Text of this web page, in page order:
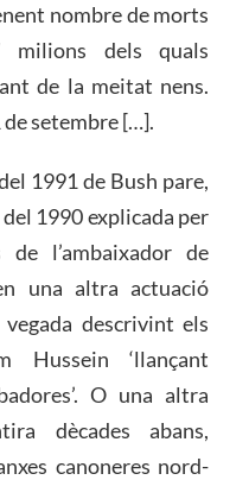
nombre de morts
dels quals
de la meitat nens.
de setembre […].
1991 de Bush pare,
1990 explicada per
l’ambaixador de
una altra actuació
descrivint els
Hussein ‘llançant
O una altra
dècades abans,
canoneres nord-